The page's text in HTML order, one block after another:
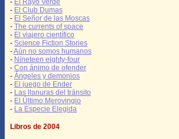
- El Rayo Verde
- El Club Dumas
- El Señor de las Moscas
- The currents of space
- El viajero científico
- Science Fiction Stories
-Aún no somos humanos
- Nineteen eighty-four
- Con ánimo de ofender
- Ángeles y demonios
- El juego de Ender
- Las llanuras del tránsito
- El Último Merovingio
- La Especie Elegida
Libros de 2004